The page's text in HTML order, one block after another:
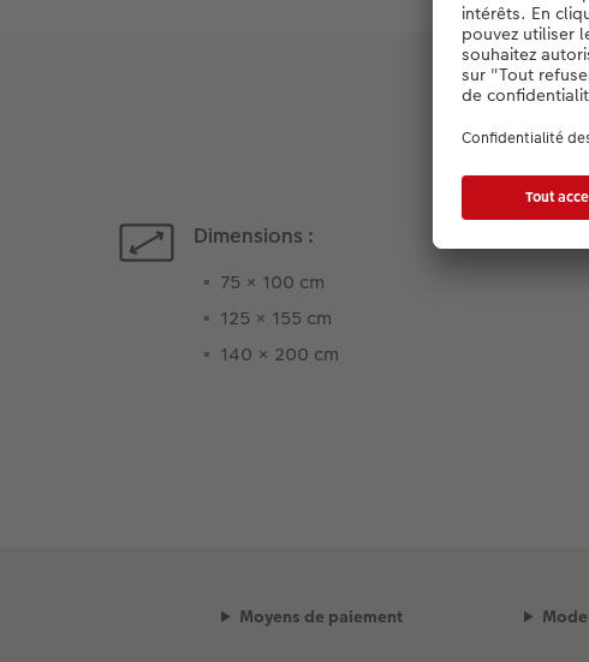
Dimensions :
75 × 100 cm
125 × 155 cm
140 × 200 cm
Moyens de paiement